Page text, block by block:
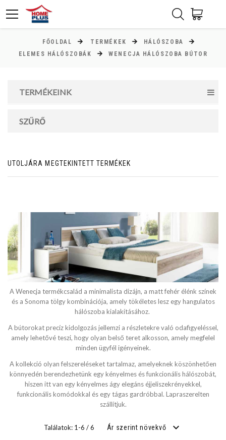
FŐOLDAL TERMÉKEK
HÁLÓSZOBA
ELEMES HÁLÓSZOBÁK
WENECJA HÁLÓSZOBA BÚTOR
TERMÉKEINK
SZŰRŐ
Ft
MAGASSÁG
cm
SZÉLESSÉG
cm
cm
MÉLYSÉG
cm
cm
FEKVŐFELÜLET SZÉLESSÉG
UTOLJÁRA MEGTEKINTETT TERMÉKEK
A Wenecja termékcsalád a minimalista dizájn, a matt fehér élénk színek
és a Sonoma tölgy kombinációja, amely tökéletes lesz egy hangulatos
hálószoba kialakításához.
A bútorokat precíz kidolgozás jellemzi a részletekre való odafigyeléssel,
amely lehetővé teszi, hogy olyan belső teret alkosson, amely megfelel
minden ügyfél igényeinek.
A kollekció olyan felszereléseket tartalmaz, amelyeknek köszönhetően
könnyedén berendezhetünk egy kényelmes és funkcionális hálószobát,
hiszen itt van egy kényelmes ágy elegáns éjjeliszekrényekkel,
funkcionális komódokkal és egy tágas gardróbbal. Lapraszerelten
szállítjuk.
Találatok: 1-6 / 6 Ár szerint növekvő